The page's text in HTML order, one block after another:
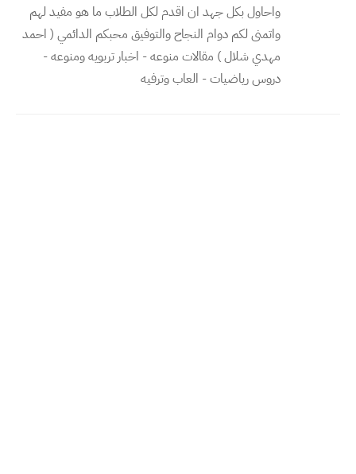
واحاول بكل جهد ان اقدم لكل الطلاب ما هو مفيد لهم
واتمنى لكم دوام النجاح والتوفيق محبكم الدائمي ( احمد
مهدي شلال ) مقالات منوعه - اخبار تربويه ومنوعه -
دروس رياضيات - العاب وترفيه